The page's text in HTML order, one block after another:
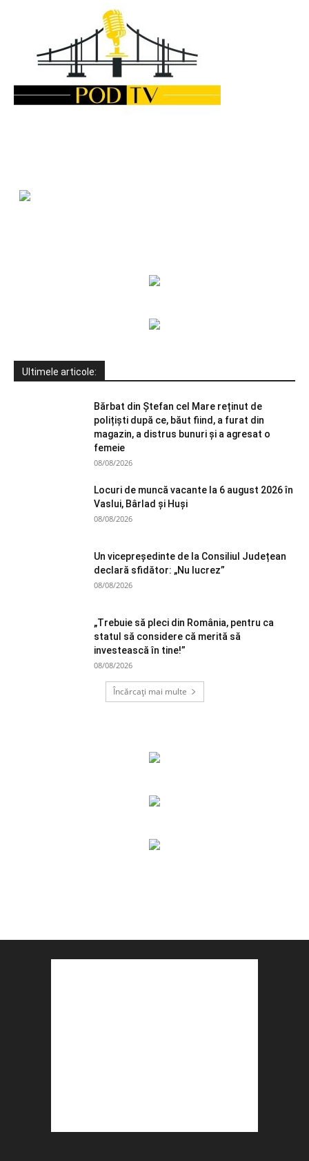
Ultimele articole:
Bărbat din Ștefan cel Mare reținut de
polițiști după ce, băut fiind, a furat din
magazin, a distrus bunuri și a agresat o
femeie
08/08/2026
Locuri de muncă vacante la 6 august 2026 în
Vaslui, Bârlad și Huși
08/08/2026
Un vicepreședinte de la Consiliul Județean
declară sfidător: „Nu lucrez”
08/08/2026
„Trebuie să pleci din România, pentru ca
statul să considere că merită să
investească în tine!”
08/08/2026
Încărcați mai multe